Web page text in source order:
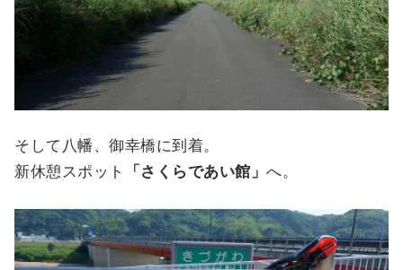
そして八幡、御幸橋に到着。
新休憩スポット
「さくらであい館」へ。